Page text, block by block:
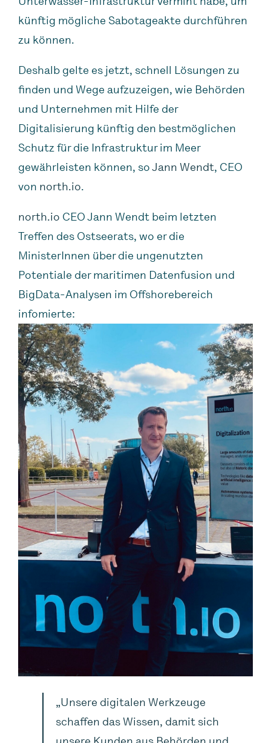
künftig mögliche Sabotageakte durchführen
zu können.
Deshalb gelte es jetzt, schnell Lösungen zu
finden und Wege aufzuzeigen, wie Behörden
und Unternehmen mit Hilfe der
Digitalisierung künftig den bestmöglichen
Schutz für die Infrastruktur im Meer
gewährleisten können, soJann Wendt, CEO
von north.io.
north.io CEO Jann Wendt beim letzten
Treffen des Ostseerats, wo er die
MinisterInnen über die ungenutzten
Potentiale der maritimen Datenfusion und
BigData-Analysen im Offshorebereich
infomierte:
„Unsere digitalen Werkzeuge
schaffen das Wissen, damit sich